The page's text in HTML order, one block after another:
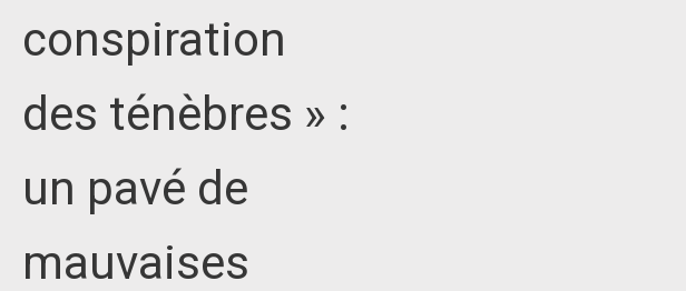
conspiration
des ténèbres » :
un pavé de
mauvaises